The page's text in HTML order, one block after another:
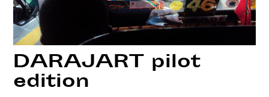
DARAJART pilot
edition